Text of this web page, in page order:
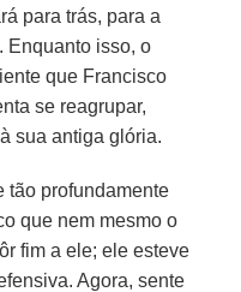
para trás, para a
Enquanto isso, o
que Francisco
se reagrupar,
sua antiga glória.
tão profundamente
que nem mesmo o
fim a ele; ele esteve
Agora, sente